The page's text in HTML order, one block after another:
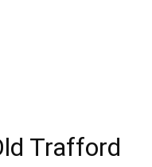
Trafford